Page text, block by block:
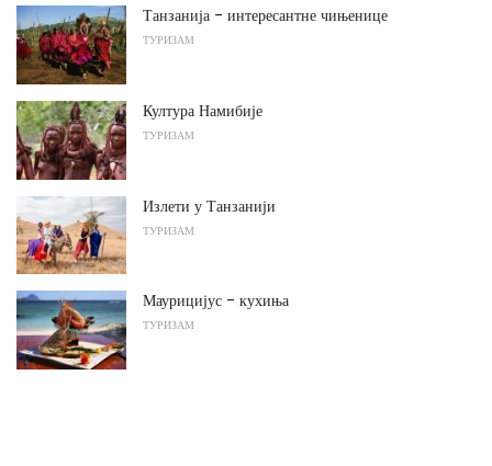
Танзанија - интересантне чињенице
ТУРИЗАМ
Култура Намибије
ТУРИЗАМ
Излети у Танзанији
ТУРИЗАМ
Маурицијус - кухиња
ТУРИЗАМ